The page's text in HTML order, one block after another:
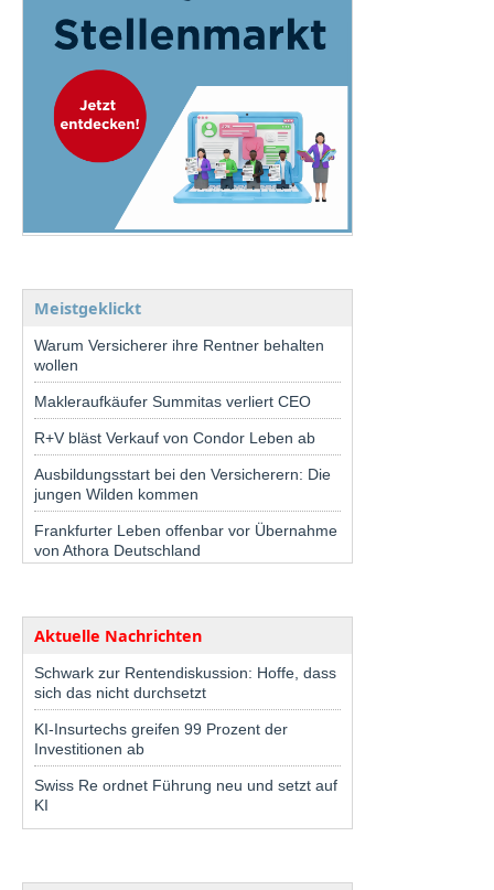
Meistgeklickt
Warum Versicherer ihre Rentner behalten
wollen
Makleraufkäufer Summitas verliert CEO
R+V bläst Verkauf von Condor Leben ab
Ausbildungsstart bei den Versicherern: Die
jungen Wilden kommen
Frankfurter Leben offenbar vor Übernahme
von Athora Deutschland
Aktuelle Nachrichten
Schwark zur Rentendiskussion: Hoffe, dass
sich das nicht durchsetzt
KI-Insurtechs greifen 99 Prozent der
Investitionen ab
Swiss Re ordnet Führung neu und setzt auf
KI